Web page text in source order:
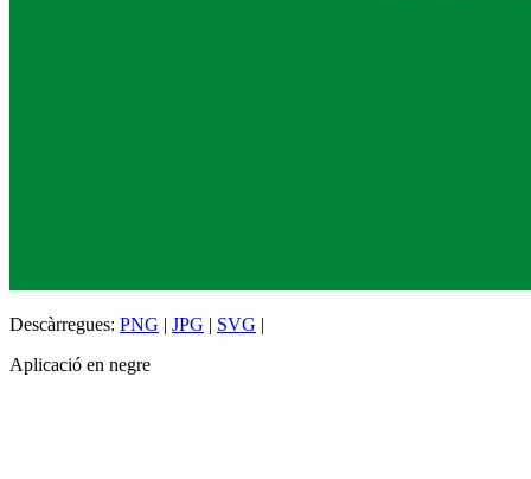
Descàrregues: PNG | JPG | SVG |
Aplicació en negre